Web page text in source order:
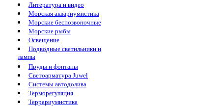
Литература и видео
Морская аквариумистика
Морские беспозвоночные
Морские рыбы
Освещение
Подводные светильники и
лампы
Пруды и фонтаны
Светоарматура Juwel
Системы автодолива
Терморегуляция
Террариумистика